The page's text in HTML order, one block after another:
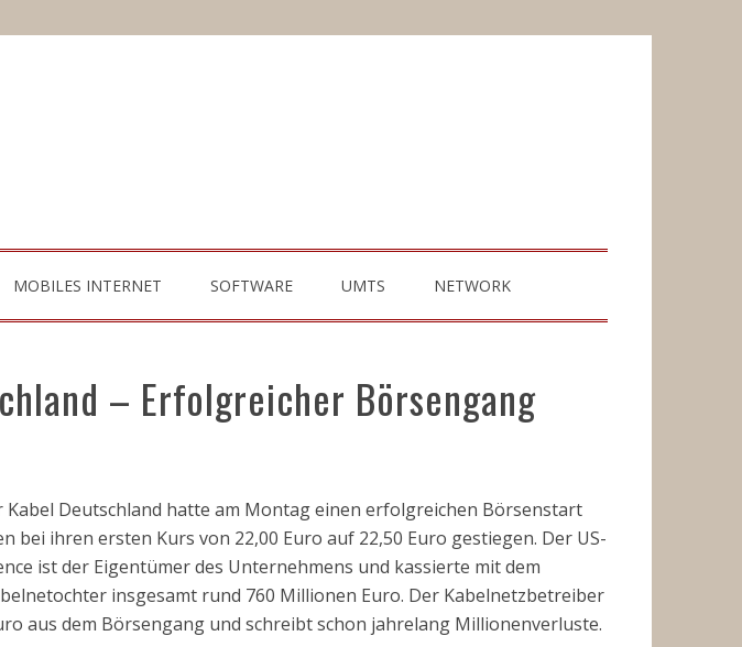
MOBILES INTERNET SOFTWARE UMTS NETWORK
– Erfolgreicher Börsengang
Kabel Deutschland hatte am Montag einen erfolgreichen Börsenstart
bei ihren ersten Kurs von 22,00 Euro auf 22,50 Euro gestiegen. Der US-
ist der Eigentümer des Unternehmens und kassierte mit dem
insgesamt rund 760 Millionen Euro. Der Kabelnetzbetreiber
aus dem Börsengang und schreibt schon jahrelang Millionenverluste.